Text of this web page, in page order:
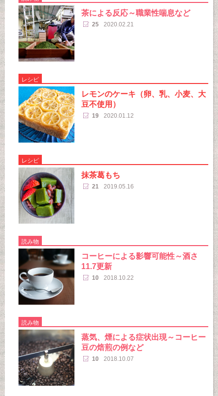
茶による反応～職業性喘息など
25 2020.02.21
レシピ
レモンのケーキ（卵、乳、小麦、大
豆不使用）
19 2020.01.12
レシピ
抹茶葛もち
21 2019.05.16
読み物
コーヒーによる影響可能性～酒さ
11.7更新
10 2018.10.22
読み物
蒸気、煙による症状出現～コーヒー
豆の焙煎の例など
10 2018.10.07